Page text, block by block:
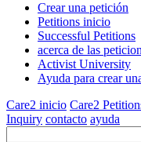
Crear una petición
Petitions inicio
Successful Petitions
acerca de las
Activist University
Ayuda para crear
Care2 inicio Care2
Inquiry contacto ayuda